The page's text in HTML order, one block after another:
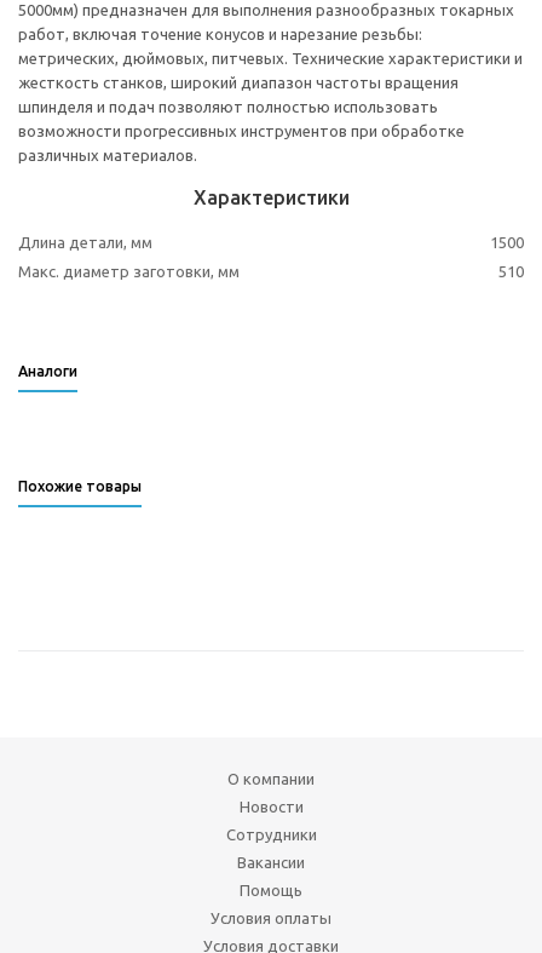
5000мм) предназначен для выполнения разнообразных токарных
работ, включая точение конусов и нарезание резьбы:
метрических, дюймовых, питчевых. Технические характеристики и
жесткость станков, широкий диапазон частоты вращения
шпинделя и подач позволяют полностью использовать
возможности прогрессивных инструментов при обработке
различных материалов.
Характеристики
Длина детали, мм
1500
Макс. диаметр заготовки, мм
510
Аналоги
Похожие товары
О компании
Новости
Сотрудники
Вакансии
Помощь
Условия оплаты
Условия доставки